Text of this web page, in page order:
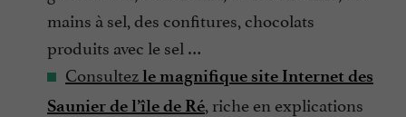
mains à sel, des confitures, chocolats
produits avec le sel …
Consultezle magnifique site Internet des
Saunier de l’île de Ré, riche en explications